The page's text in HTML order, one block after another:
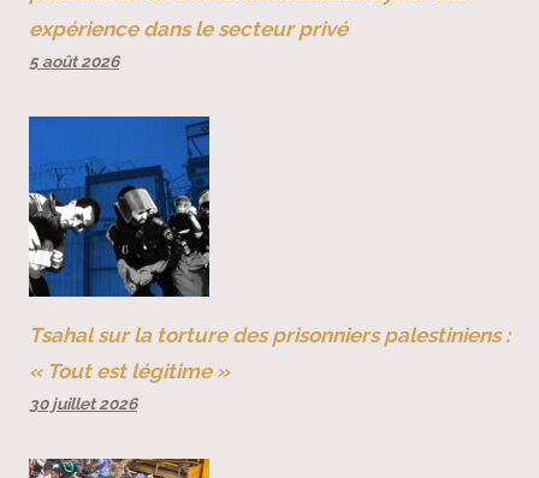
expérience dans le secteur privé
5 août 2026
Tsahal sur la torture des prisonniers palestiniens :
« Tout est légitime »
30 juillet 2026